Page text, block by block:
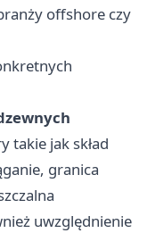
offshore czy
takie jak skład
granica
uwzględnienie